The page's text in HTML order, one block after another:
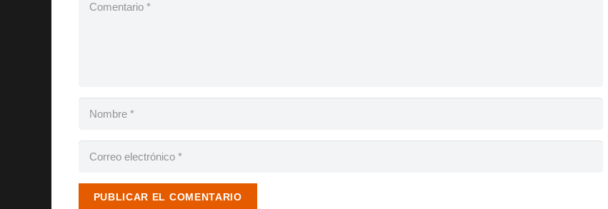
PUBLICAR EL COMENTARIO